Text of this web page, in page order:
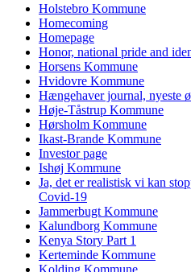
Holstebro Kommune
Homecoming
Homepage
Honor, national pride and
Horsens Kommune
Hvidovre Kommune
Hængehaver journal, nyeste
Høje-Tåstrup Kommune
Hørsholm Kommune
Ikast-Brande Kommune
Investor page
Ishøj Kommune
Ja, det er realistisk vi kan
Covid-19
Jammerbugt Kommune
Kalundborg Kommune
Kenya Story Part 1
Kerteminde Kommune